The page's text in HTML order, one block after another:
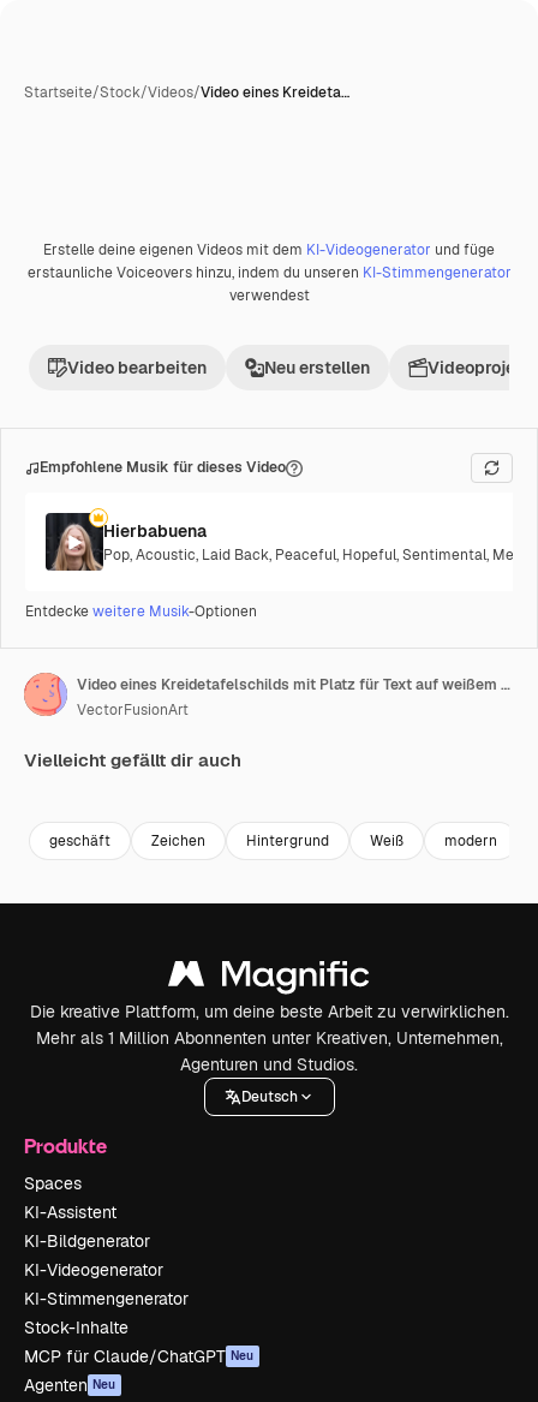
Startseite/Stock/Videos/Video eines Kreideta…
PremiumKI-generiert
Erstelle deine eigenen Videos mit dem KI-Videogenerator und füge
erstaunliche Voiceovers hinzu, indem du unseren KI-Stimmengenerator
verwendest
Video bearbeiten Neu erstellen Videoprojekt
Empfohlene Musik für dieses Video
Hierbabuena
Pop,Acoustic, Laid Back, Peaceful, Hopeful,Sentimental,
Entdeckeweitere Musik-Optionen
Video eines Kreidetafelschilds mit Platz für Text auf weißem Hintergrund.
VectorFusionArt
Vielleicht gefällt dir auch
geschäft Zeichen Hintergrund Weiß modern
Die kreative Plattform, um deine beste Arbeit zu verwirklichen.
Mehr als 1 Million Abonnenten unter Kreativen, Unternehmen,
Agenturen und Studios.
Deutsch
Produkte
Spaces
KI-Assistent
KI-Bildgenerator
KI-Videogenerator
KI-Stimmengenerator
Stock-Inhalte
MCP für Claude/ChatGPT Neu
Agenten Neu